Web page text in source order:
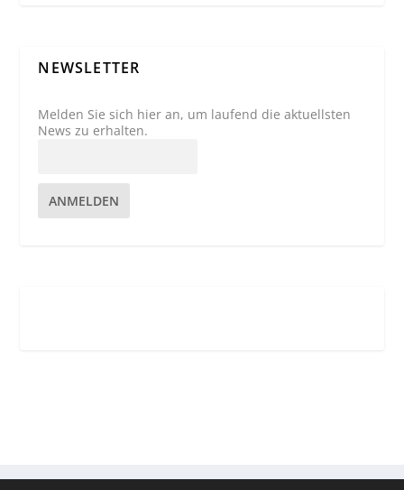
NEWSLETTER
Melden Sie sich hier an, um laufend die aktuellsten
News zu erhalten.
ANMELDEN